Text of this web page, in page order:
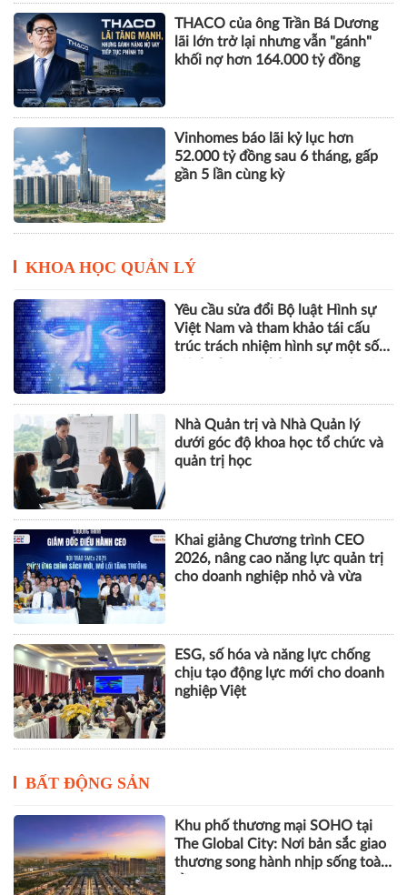
THACO của ông Trần Bá Dương
lãi lớn trở lại nhưng vẫn "gánh"
khối nợ hơn 164.000 tỷ đồng
Vinhomes báo lãi kỷ lục hơn
52.000 tỷ đồng sau 6 tháng, gấp
gần 5 lần cùng kỳ
KHOA HỌC QUẢN LÝ
Yêu cầu sửa đổi Bộ luật Hình sự
Việt Nam và tham khảo tái cấu
trúc trách nhiệm hình sự một số
Nhà Quản trị và Nhà Quản lý
dưới góc độ khoa học tổ chức và
quản trị học
Khai giảng Chương trình CEO
2026, nâng cao năng lực quản trị
cho doanh nghiệp nhỏ và vừa
ESG, số hóa và năng lực chống
chịu tạo động lực mới cho doanh
nghiệp Việt
BẤT ĐỘNG SẢN
Khu phố thương mại SOHO tại
The Global City: Nơi bản sắc giao
thương song hành nhịp sống toàn